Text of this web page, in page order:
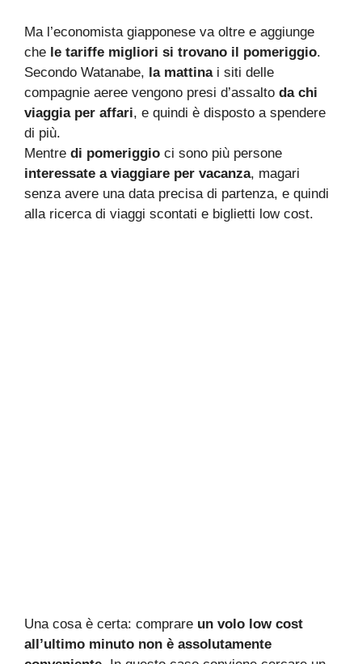
Ma l’economista giapponese va oltre e aggiunge
che le tariffe migliori si trovano il pomeriggio.
Secondo Watanabe, la mattinai siti delle
compagnie aeree vengono presi d’assalto da chi
viaggia per affari, e quindi è disposto a spendere
di più.
Mentre di pomeriggio ci sono più persone
interessate a viaggiare per vacanza, magari
senza avere una data precisa di partenza, e quindi
alla ricerca di viaggi scontati e biglietti low cost.
Una cosa è certa: comprare un volo low cost
all’ultimo minuto non è assolutamente